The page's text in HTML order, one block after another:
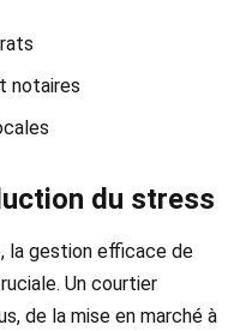
notaires
du stress
la gestion efficace de
Un courtier
de la mise en marché à